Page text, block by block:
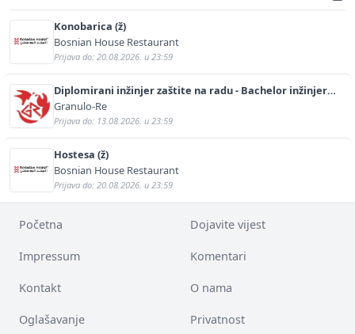
Konobarica (ž)
Bosnian House Restaurant
Prijava do: 20.08.2026. u 23:59
Diplomirani inžinjer zaštite na radu - Bachelor inžinjer
sigurnosti i pomoći (m/ž)
Granulo-Re
Prijava do: 13.08.2026. u 23:59
Hostesa (ž)
Bosnian House Restaurant
Prijava do: 20.08.2026. u 23:59
Početna Dojavite vijest
Impressum Komentari
Kontakt O nama
Oglašavanje Privatnost